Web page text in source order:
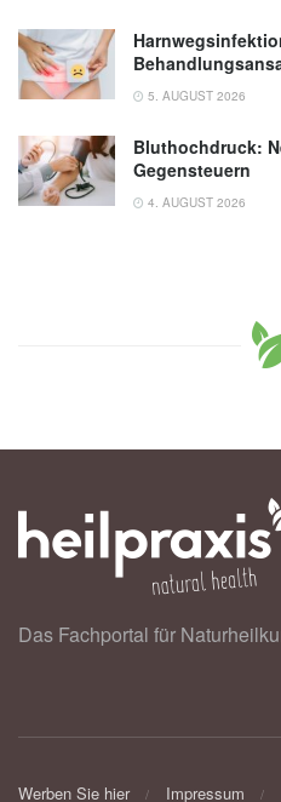
5. AUGUST 2026
Bluthochdruck:
Gegensteuern
4. AUGUST 2026
Das Fachportal für
Werben Sie hier Impressum